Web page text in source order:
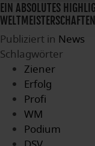
EIN ABSOLUTES
Publiziert in News
Schlagwörter
Ziener
Erfolg
Profi
WM
Podium